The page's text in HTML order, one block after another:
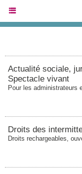
Actualité sociale,
Spectacle vivant
Pour les administrateurs
Droits des
Droits rechargeables,